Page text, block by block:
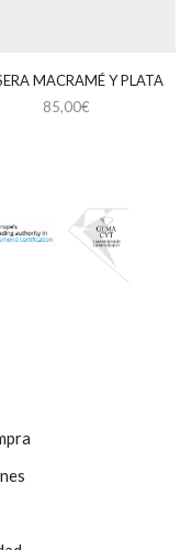
MACRAMÉ Y PLATA
85,00€